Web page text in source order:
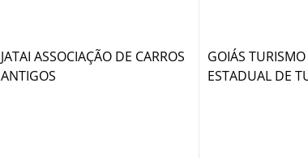
JATAI ASSOCIAÇÃO DE CARROS
ANTIGOS
GOIÁS
ESTADUAL DE